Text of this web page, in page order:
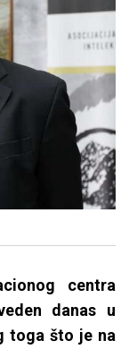
centra
danas u
toga što je na